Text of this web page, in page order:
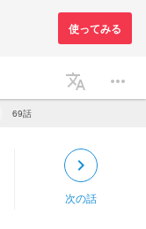
translate more_horiz
69話
keyboard_arrow_right
次の話